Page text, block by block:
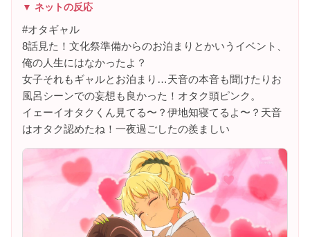
▼ ネットの反応
#オタギャル
8話見た！文化祭準備からのお泊まりとかいうイベント、
俺の人生にはなかったよ？
女子それもギャルとお泊まり…天音の本音も聞けたりお
風呂シーンでの妄想も良かった！オタク頭ピンク。
イェーイオタクくん見てる〜？伊地知寝てるよ〜？天音
はオタク認めたね！一夜過ごしたの羨ましい